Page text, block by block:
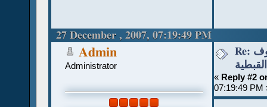
27 December , 2007, 07:19:49 PM
Admin
Administrator
Re: قواعد نطق الحروف
القبطية
« Reply #2
07:19:49 PM